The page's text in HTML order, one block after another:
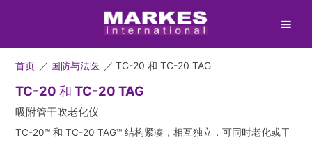
首页 ／ 国防与法医 ／ TC-20 和 TC-20 TAG
TC-20 和 TC-20 TAG
吸附管干吹老化仪
TC-20™ 和 TC-20 TAG™ 结构紧凑，相互独立，可同时老化或干